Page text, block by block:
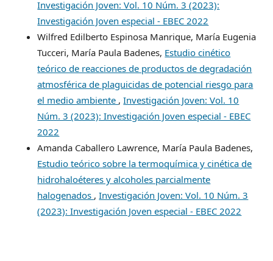
Investigación Joven: Vol. 10 Núm. 3 (2023):
Investigación Joven especial - EBEC 2022
Wilfred Edilberto Espinosa Manrique, María Eugenia
Tucceri, María Paula Badenes, Estudio cinético
teórico de reacciones de productos de degradación
atmosférica de plaguicidas de potencial riesgo para
el medio ambiente ,Investigación Joven: Vol. 10
Núm. 3 (2023): Investigación Joven especial - EBEC
2022
Amanda Caballero Lawrence, María Paula Badenes,
Estudio teórico sobre la termoquímica y cinética de
hidrohaloéteres y alcoholes parcialmente
halogenados ,Investigación Joven: Vol. 10 Núm. 3
(2023): Investigación Joven especial - EBEC 2022